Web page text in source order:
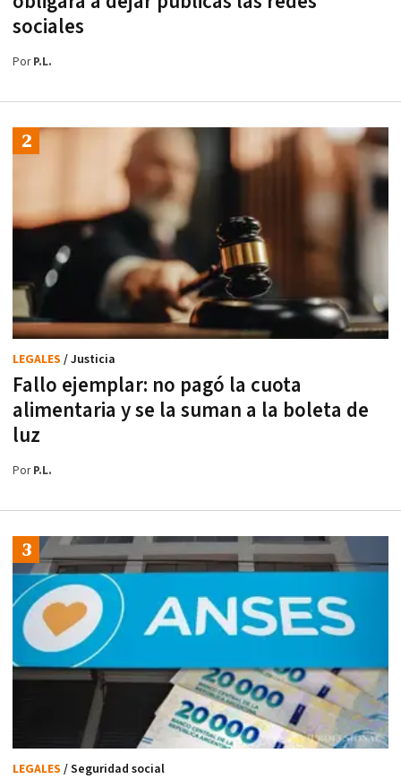
sociales
PorP.L.
Fallo ejemplar: no pagó la cuota
alimentaria y se la suman a la boleta de
luz
LEGALES / Justicia
PorP.L.
LEGALES / Seguridad social